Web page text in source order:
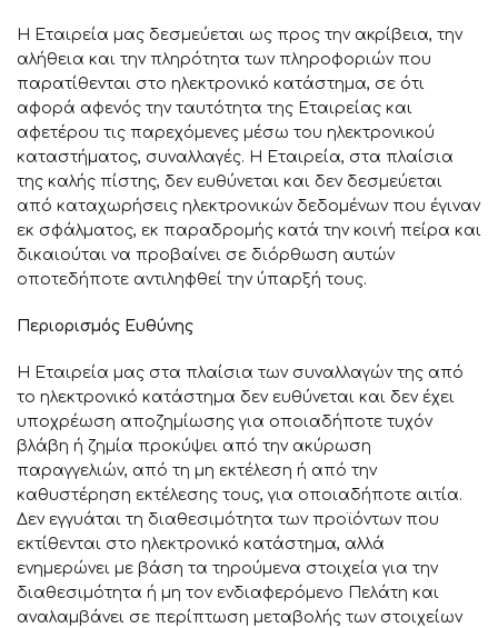
H Εταιρεία μας δεσμεύεται ως προς την ακρίβεια, την
αλήθεια και την πληρότητα των πληροφοριών που
παρατίθενται στο ηλεκτρονικό κατάστημα, σε ότι
αφορά αφενός την ταυτότητα της Εταιρείας και
αφετέρου τις παρεχόμενες μέσω του ηλεκτρονικού
καταστήματος, συναλλαγές. Η Εταιρεία, στα πλαίσια
της καλής πίστης, δεν ευθύνεται και δεν δεσμεύεται
από καταχωρήσεις ηλεκτρονικών δεδομένων που έγιναν
εκ σφάλματος, εκ παραδρομής κατά την κοινή πείρα και
δικαιούται να προβαίνει σε διόρθωση αυτών
οποτεδήποτε αντιληφθεί την ύπαρξή τους.
Περιορισμός Ευθύνης
Η Εταιρεία μας στα πλαίσια των συναλλαγών της από
το ηλεκτρονικό κατάστημα δεν ευθύνεται και δεν έχει
υποχρέωση αποζημίωσης για οποιαδήποτε τυχόν
βλάβη ή ζημία προκύψει από την ακύρωση
παραγγελιών, από τη μη εκτέλεση ή από την
καθυστέρηση εκτέλεσης τους, για οποιαδήποτε αιτία.
Δεν εγγυάται τη διαθεσιμότητα των προϊόντων που
εκτίθενται στο ηλεκτρονικό κατάστημα, αλλά
ενημερώνει με βάση τα τηρούμενα στοιχεία για την
διαθεσιμότητα ή μη τον ενδιαφερόμενο Πελάτη και
αναλαμβάνει σε περίπτωση μεταβολής των στοιχείων